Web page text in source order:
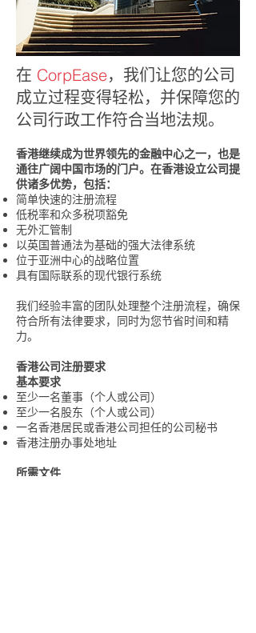
在 CorpEase，我们让您的公司
成立过程变得轻松，并保障您的
公司行政工作符合当地法规。
香港继续成为世界领先的金融中心之一，也是
通往广阔中国市场的门户。在香港设立公司提
供诸多优势，包括：
简单快速的注册流程
低税率和众多税项豁免
无外汇管制
以英国普通法为基础的强大法律系统
位于亚洲中心的战略位置
具有国际联系的现代银行系统
我们经验丰富的团队处理整个注册流程，确保
符合所有法律要求，同时为您节省时间和精
力。
香港公司注册要求
基本要求
至少一名董事（个人或公司）
至少一名股东（个人或公司）
一名香港居民或香港公司担任的公司秘书
香港注册办事处地址
所需文件